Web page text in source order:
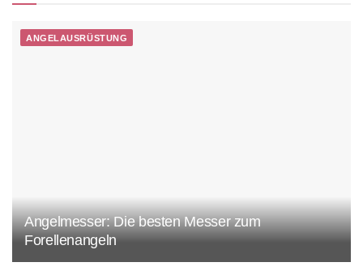
ANGELAUSRÜSTUNG
Angelmesser: Die besten Messer zum
Forellenangeln